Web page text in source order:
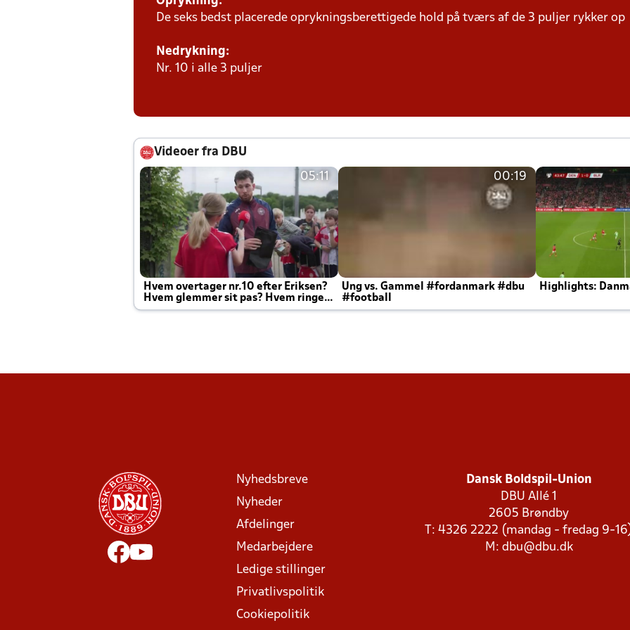
De seks bedst placerede oprykningsberettigede hold på tværs af de 3 puljer rykker op
Nedrykning:
Nr. 10 i alle 3 puljer
Videoer fra DBU
05:11
Hvem overtager nr.10 efter Eriksen?
Hvem glemmer sit pas? Hvem ringer
Joachim altid til efter kampe?
00:19
Ung vs. Gammel #fordanmark #dbu
#football
Highlights:
Nyhedsbreve
Nyheder
Afdelinger
Medarbejdere
Ledige stillinger
Privatlivspolitik
Cookiepolitik
Dansk Boldspil-Union
DBU Allé 1
2605 Brøndby
T: 4326 2222 (mandag - fredag 9-
M: dbu@dbu.dk